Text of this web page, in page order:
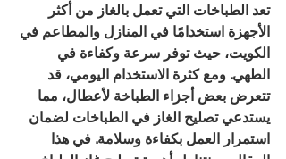
تعد الطباخات التي تعمل بالغاز من أكثر
الأجهزة استخدامًا في المنازل والمطاعم في
الكويت، حيث توفر سرعة وكفاءة في
الطهي. ومع كثرة الاستخدام اليومي، قد
تتعرض بعض أجزاء الطباخة لأعطال، مما
يستدعي تصليح الغاز في الطباخات لضمان
استمرار العمل بكفاءة وسلامة. في هذا